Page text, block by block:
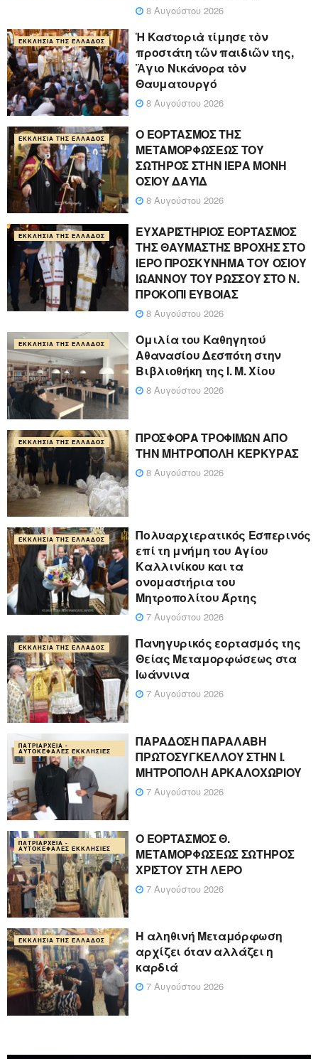
8 Αυγούστου 2026
ΕΚΚΛΗΣΊΑ ΤΗΣ ΕΛΛΆΔΟΣ
Ἡ Καστοριὰ τίμησε τὸν
προστάτη τῶν παιδιῶν της,
Ἅγιο Νικάνορα τὸν
Θαυματουργό
8 Αυγούστου 2026
ΕΚΚΛΗΣΊΑ ΤΗΣ ΕΛΛΆΔΟΣ
Ο ΕΟΡΤΑΣΜΟΣ ΤΗΣ
ΜΕΤΑΜΟΡΦΩΣΕΩΣ ΤΟΥ
ΣΩΤΗΡΟΣ ΣΤΗΝ ΙΕΡΑ ΜΟΝΗ
ΟΣΙΟΥ ΔΑΥΪΔ
8 Αυγούστου 2026
ΕΚΚΛΗΣΊΑ ΤΗΣ ΕΛΛΆΔΟΣ
ΕΥΧΑΡΙΣΤΗΡΙΟΣ ΕΟΡΤΑΣΜΟΣ
ΤΗΣ ΘΑΥΜΑΣΤΗΣ ΒΡΟΧΗΣ ΣΤΟ
ΙΕΡΟ ΠΡΟΣΚΥΝΗΜΑ ΤΟΥ ΟΣΙΟΥ
ΙΩΑΝΝΟΥ ΤΟΥ ΡΩΣΣΟΥ ΣΤΟ Ν.
ΠΡΟΚΟΠΙ ΕΥΒΟΙΑΣ
8 Αυγούστου 2026
ΕΚΚΛΗΣΊΑ ΤΗΣ ΕΛΛΆΔΟΣ
Ομιλία του Καθηγητού
Αθανασίου Δεσπότη στην
Βιβλιοθήκη της Ι. Μ. Χίου
8 Αυγούστου 2026
ΕΚΚΛΗΣΊΑ ΤΗΣ ΕΛΛΆΔΟΣ
ΠΡΟΣΦΟΡΑ ΤΡΟΦΙΜΩΝ ΑΠΟ
ΤΗΝ ΜΗΤΡΟΠΟΛΗ ΚΕΡΚΥΡΑΣ
8 Αυγούστου 2026
ΕΚΚΛΗΣΊΑ ΤΗΣ ΕΛΛΆΔΟΣ
Πολυαρχιερατικός Εσπερινός
επί τη μνήμη του Αγίου
Καλλινίκου και τα
ονομαστήρια του
Μητροπολίτου Άρτης
7 Αυγούστου 2026
ΕΚΚΛΗΣΊΑ ΤΗΣ ΕΛΛΆΔΟΣ
Πανηγυρικός εορτασμός της
Θείας Μεταμορφώσεως στα
Ιωάννινα
7 Αυγούστου 2026
ΠΑΤΡΙΑΡΧΕΊΑ -
ΑΥΤΟΚΈΦΑΛΕΣ ΕΚΚΛΗΣΊΕΣ
ΠΑΡΑΔΟΣΗ ΠΑΡΑΛΑΒΗ
ΠΡΩΤΟΣΥΓΚΕΛΛΟΥ ΣΤΗΝ Ι.
ΜΗΤΡΟΠΟΛΗ ΑΡΚΑΛΟΧΩΡΙΟΥ
7 Αυγούστου 2026
ΠΑΤΡΙΑΡΧΕΊΑ -
ΑΥΤΟΚΈΦΑΛΕΣ ΕΚΚΛΗΣΊΕΣ
Ο ΕΟΡΤΑΣΜΟΣ Θ.
ΜΕΤΑΜΟΡΦΩΣΕΩΣ ΣΩΤΗΡΟΣ
ΧΡΙΣΤΟΥ ΣΤΗ ΛΕΡΟ
7 Αυγούστου 2026
ΕΚΚΛΗΣΊΑ ΤΗΣ ΕΛΛΆΔΟΣ
Η αληθινή Μεταμόρφωση
αρχίζει όταν αλλάζει η
καρδιά
7 Αυγούστου 2026